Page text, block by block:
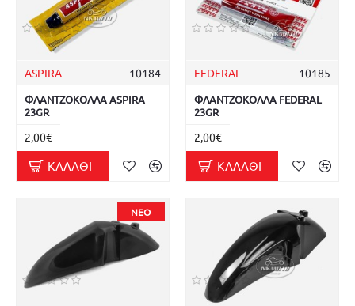
ASPIRA 10184
ΦΛΑΝΤΖΟΚΟΛΛΑ ASPIRA
23GR
2,00€
ΚΑΛΆΘΙ
FEDERAL 10185
ΦΛΑΝΤΖΟΚΟΛΛΑ FEDERAL
23GR
2,00€
ΚΑΛΆΘΙ
ΝΈΟ